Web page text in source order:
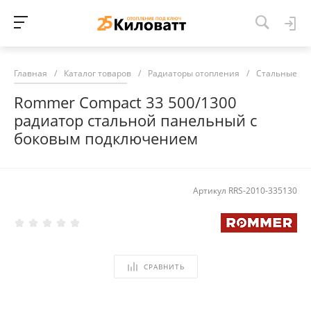
Главная / Каталог товаров / Радиаторы отопления / Стальные
Rommer Compact 33 500/1300
радиатор стальной панельный с
боковым подключением
Артикул RRS-2010-335130
СРАВНИТЬ